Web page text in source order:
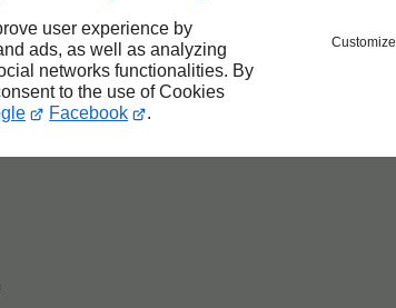
user experience by
ads, as well as analyzing
networks functionalities. By
to the use of Cookies
Facebook .
Customize